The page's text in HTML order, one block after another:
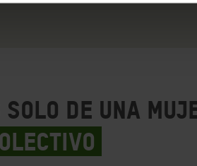
solo de una